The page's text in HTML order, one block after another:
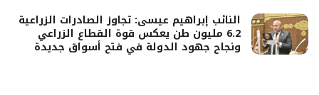
النائب إبراهيم عيسى: تجاوز الصادرات الزراعية
6.2 مليون طن يعكس قوة القطاع الزراعي
ونجاح جهود الدولة في فتح أسواق جديدة